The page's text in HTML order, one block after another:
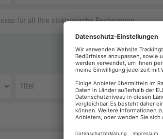
für all Ihre elektronische Rechnungen
Titel
Nachname*